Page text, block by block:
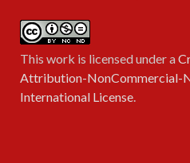
This work is licensed under a
Attribution-NonCommercial-
International License.